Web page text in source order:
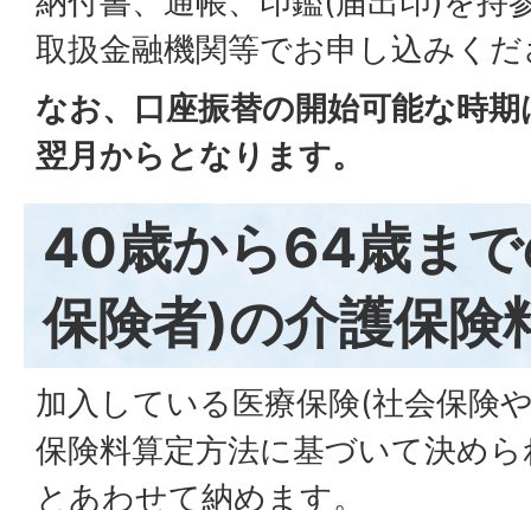
取扱金融機関等でお申し込みく
なお、口座振替の開始可能な時
翌月からとなります。
40歳から64歳ま
保険者)の介護保険
加入している医療保険(社会保険
保険料算定方法に基づいて決め
とあわせて納めます。